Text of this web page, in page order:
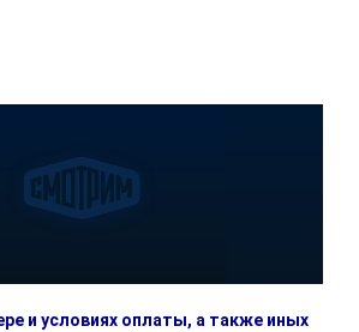
и условиях оплаты, а также иных